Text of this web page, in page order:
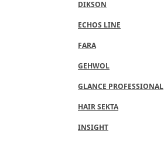
DIKSON
ECHOS LINE
FARA
GEHWOL
GLANCE PROFESSIONAL
HAIR SEKTA
INSIGHT